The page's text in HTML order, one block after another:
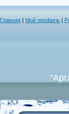
Главная Мой профиль